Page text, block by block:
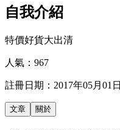
自我介紹
特價好貨大出清
人氣： 967
註冊日期： 2017年05月01日
文章 關於